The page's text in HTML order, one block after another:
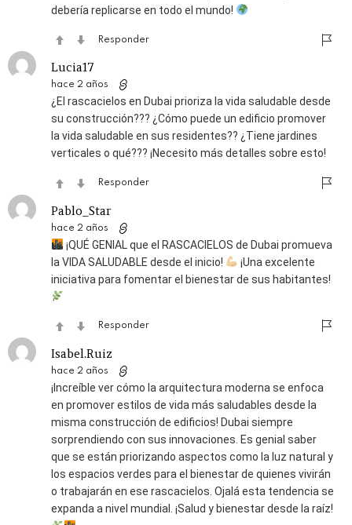
debería replicarse en todo el mundo!
Responder
Lucia17
hace 2 años
¿El rascacielos en Dubai prioriza la vida saludable desde
su construcción??? ¿Cómo puede un edificio promover
la vida saludable en sus residentes?? ¿Tiene jardines
verticales o qué??? ¡Necesito más detalles sobre esto!
Responder
Pablo_Star
hace 2 años
¡QUÉ GENIAL que el RASCACIELOS de Dubai promueva
la VIDA SALUDABLE desde el inicio!
¡Una excelente
iniciativa para fomentar el bienestar de sus habitantes!
Responder
Isabel.Ruiz
hace 2 años
¡Increíble ver cómo la arquitectura moderna se enfoca
en promover estilos de vida más saludables desde la
misma construcción de edificios! Dubai siempre
sorprendiendo con sus innovaciones. Es genial saber
que se están priorizando aspectos como la luz natural y
los espacios verdes para el bienestar de quienes vivirán
o trabajarán en ese rascacielos. Ojalá esta tendencia se
expanda a nivel mundial. ¡Salud y bienestar desde la raíz!